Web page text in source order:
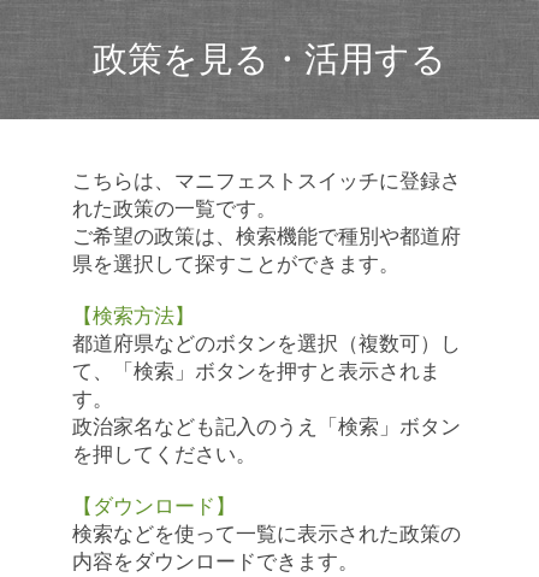
政策を見る・活用する
こちらは、マニフェストスイッチに登録さ
れた政策の一覧です。
ご希望の政策は、検索機能で種別や都道府
県を選択して探すことができます。
【検索方法】
都道府県などのボタンを選択（複数可）し
て、「検索」ボタンを押すと表示されま
す。
政治家名なども記入のうえ「検索」ボタン
を押してください。
【ダウンロード】
検索などを使って一覧に表示された政策の
内容をダウンロードできます。